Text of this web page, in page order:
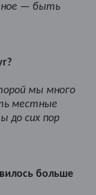
— быть
мы много
местные
до сих пор
больше